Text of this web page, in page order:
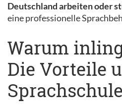
Deutschland arbeiten oder
eine professionelle
Warum
Die Vorteile
Sprachschule